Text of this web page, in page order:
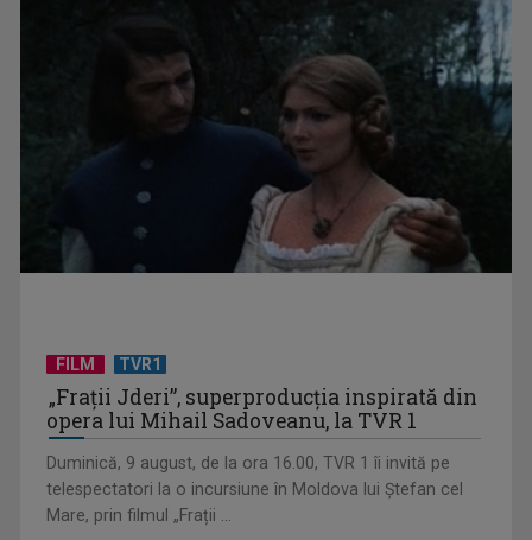
Sănătatea copiilor, la ruleta rusească: Nevaccinarea
împotriva rujeolei a ...
Marea bătălie economică pentru atenția noastră
FILM TVR1
„Frații Jderi”, superproducția inspirată din
opera lui Mihail Sadoveanu, la TVR 1
Duminică, 9 august, de la ora 16.00, TVR 1 îi invită pe
telespectatori la o incursiune în Moldova lui Ștefan cel